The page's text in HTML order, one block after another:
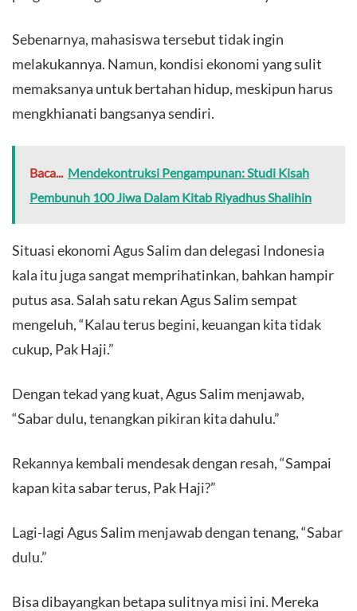
Sebenarnya, mahasiswa tersebut tidak ingin
melakukannya. Namun, kondisi ekonomi yang sulit
memaksanya untuk bertahan hidup, meskipun harus
mengkhianati bangsanya sendiri.
Baca... Mendekontruksi Pengampunan: Studi Kisah
Pembunuh 100 Jiwa Dalam Kitab Riyadhus Shalihin
​Situasi ekonomi Agus Salim dan delegasi Indonesia
kala itu juga sangat memprihatinkan, bahkan hampir
putus asa. Salah satu rekan Agus Salim sempat
mengeluh, “Kalau terus begini, keuangan kita tidak
cukup, Pak Haji.”
​Dengan tekad yang kuat, Agus Salim menjawab,
“Sabar dulu, tenangkan pikiran kita dahulu.”
​Rekannya kembali mendesak dengan resah, “Sampai
kapan kita sabar terus, Pak Haji?”
​Lagi-lagi Agus Salim menjawab dengan tenang, “Sabar
dulu.”
​Bisa dibayangkan betapa sulitnya misi ini. Mereka